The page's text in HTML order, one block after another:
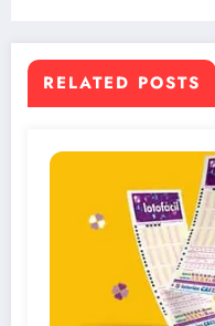
RELATED POSTS